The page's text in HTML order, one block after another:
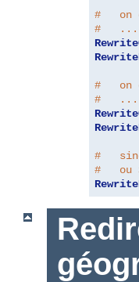
#   on
#   ...
#   on
#   ...
#
#   ou